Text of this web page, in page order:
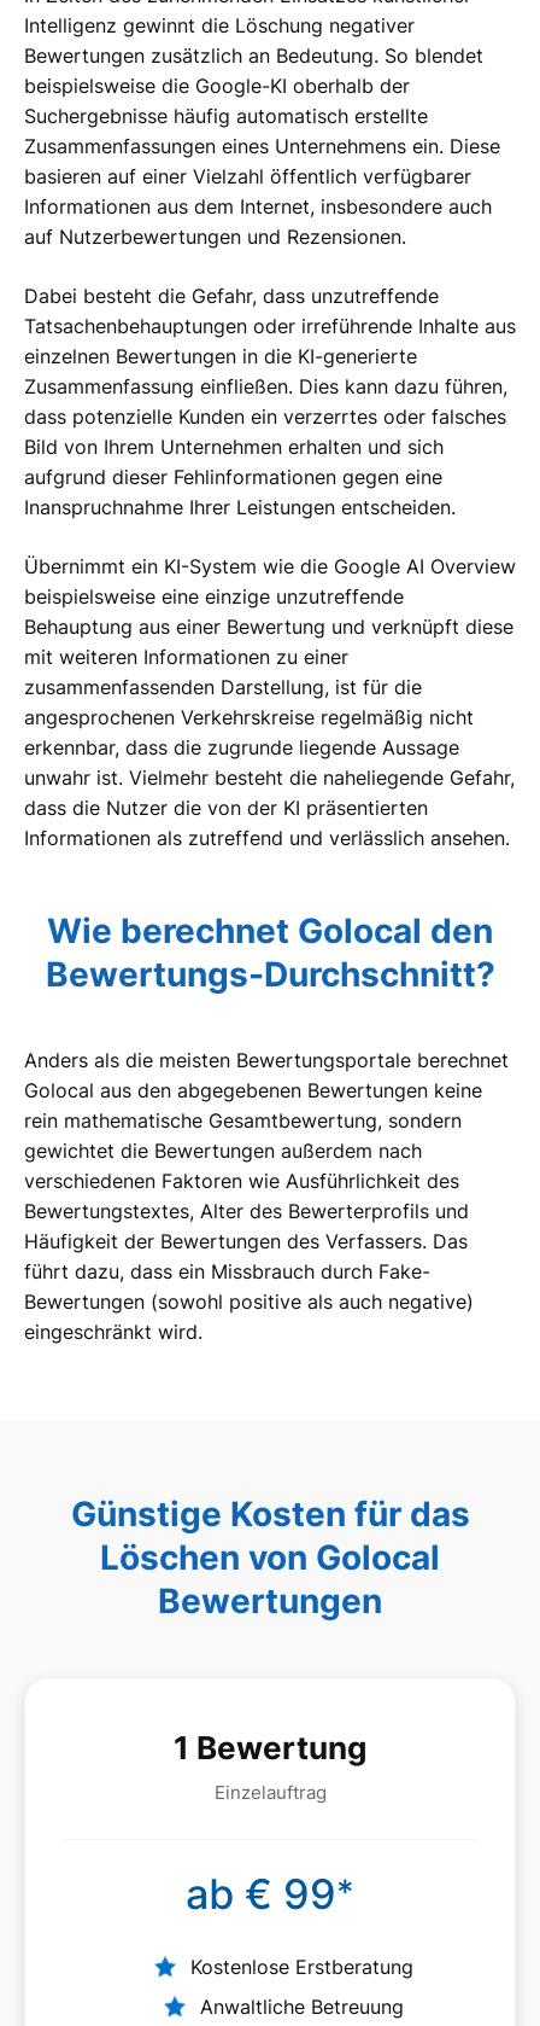
Intelligenz gewinnt die Löschung negativer
Bewertungen zusätzlich an Bedeutung. So blendet
beispielsweise die Google-KI oberhalb der
Suchergebnisse häufig automatisch erstellte
Zusammenfassungen eines Unternehmens ein. Diese
basieren auf einer Vielzahl öffentlich verfügbarer
Informationen aus dem Internet, insbesondere auch
auf Nutzerbewertungen und Rezensionen.
Dabei besteht die Gefahr, dass unzutreffende
Tatsachenbehauptungen oder irreführende Inhalte aus
einzelnen Bewertungen in die KI-generierte
Zusammenfassung einfließen. Dies kann dazu führen,
dass potenzielle Kunden ein verzerrtes oder falsches
Bild von Ihrem Unternehmen erhalten und sich
aufgrund dieser Fehlinformationen gegen eine
Inanspruchnahme Ihrer Leistungen entscheiden.
Übernimmt ein KI-System wie die Google AI Overview
beispielsweise eine einzige unzutreffende
Behauptung aus einer Bewertung und verknüpft diese
mit weiteren Informationen zu einer
zusammenfassenden Darstellung, ist für die
angesprochenen Verkehrskreise regelmäßig nicht
erkennbar, dass die zugrunde liegende Aussage
unwahr ist. Vielmehr besteht die naheliegende Gefahr,
dass die Nutzer die von der KI präsentierten
Informationen als zutreffend und verlässlich ansehen.
Wie berechnet Golocal den
Bewertungs-Durchschnitt?
Anders als die meisten Bewertungsportale berechnet
Golocal aus den abgegebenen Bewertungen keine
rein mathematische Gesamtbewertung, sondern
gewichtet die Bewertungen außerdem nach
verschiedenen Faktoren wie Ausführlichkeit des
Bewertungstextes, Alter des Bewerterprofils und
Häufigkeit der Bewertungen des Verfassers. Das
führt dazu, dass ein Missbrauch durch Fake-
Bewertungen (sowohl positive als auch negative)
eingeschränkt wird.
Günstige Kosten für das
Löschen von Golocal
Bewertungen
1 Bewertung
Einzelauftrag
ab € 99*
Kostenlose Erstberatung
Anwaltliche Betreuung